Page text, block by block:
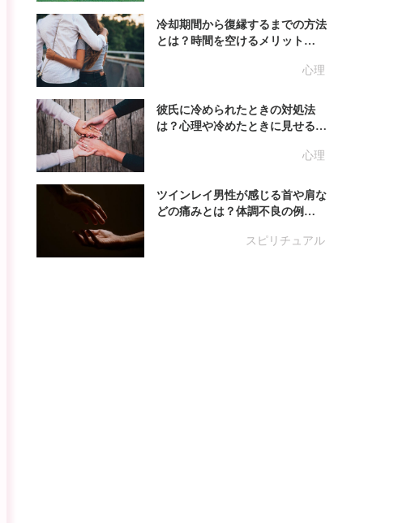
心理
冷却期間から復縁するまでの方法
とは？時間を空けるメリット…
心理
彼氏に冷められたときの対処法
は？心理や冷めたときに見せる…
スピリチュアル
ツインレイ男性が感じる首や肩な
どの痛みとは？体調不良の例…